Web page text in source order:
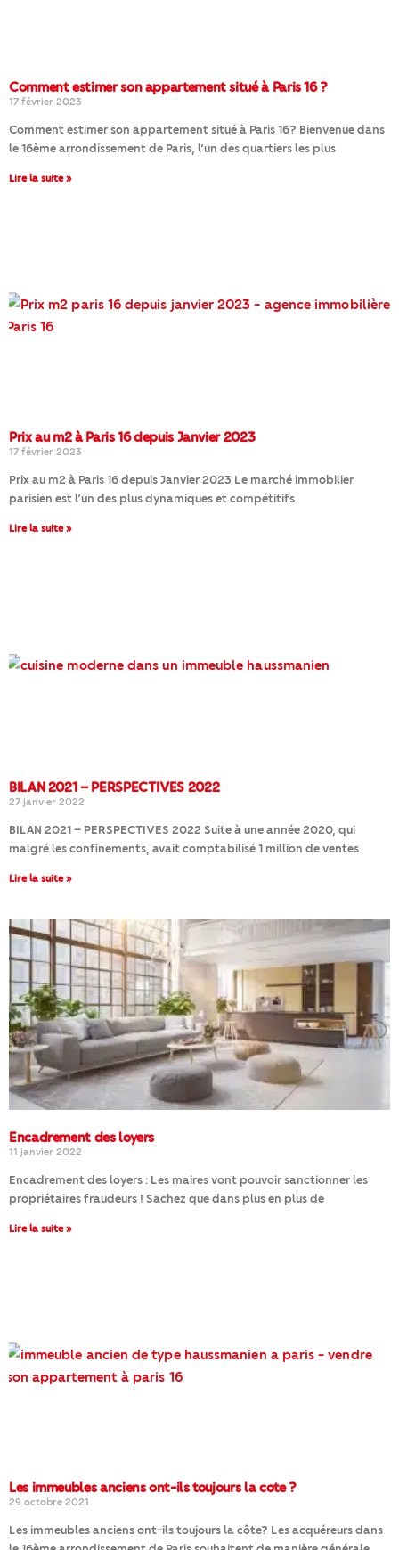
Comment estimer son appartement situé à Paris 16 ?
17 février 2023
Comment estimer son appartement situé à Paris 16? Bienvenue dans
le 16ème arrondissement de Paris, l’un des quartiers les plus
Lire la suite »
Prix au m2 à Paris 16 depuis Janvier 2023
17 février 2023
Prix au m2 à Paris 16 depuis Janvier 2023 Le marché immobilier
parisien est l’un des plus dynamiques et compétitifs
Lire la suite »
BILAN 2021 – PERSPECTIVES 2022
27 janvier 2022
BILAN 2021 – PERSPECTIVES 2022 Suite à une année 2020, qui
malgré les confinements, avait comptabilisé 1 million de ventes
Lire la suite »
Encadrement des loyers
11 janvier 2022
Encadrement des loyers : Les maires vont pouvoir sanctionner les
propriétaires fraudeurs ! Sachez que dans plus en plus de
Lire la suite »
Les immeubles anciens ont-ils toujours la cote ?
29 octobre 2021
Les immeubles anciens ont-ils toujours la côte? Les acquéreurs dans